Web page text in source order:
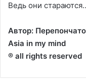
Ведь они
Автор:
Asia in my mind
® all rights reserved